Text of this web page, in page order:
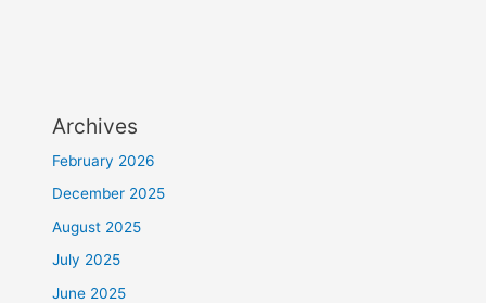
Archives
February 2026
December 2025
August 2025
July 2025
June 2025